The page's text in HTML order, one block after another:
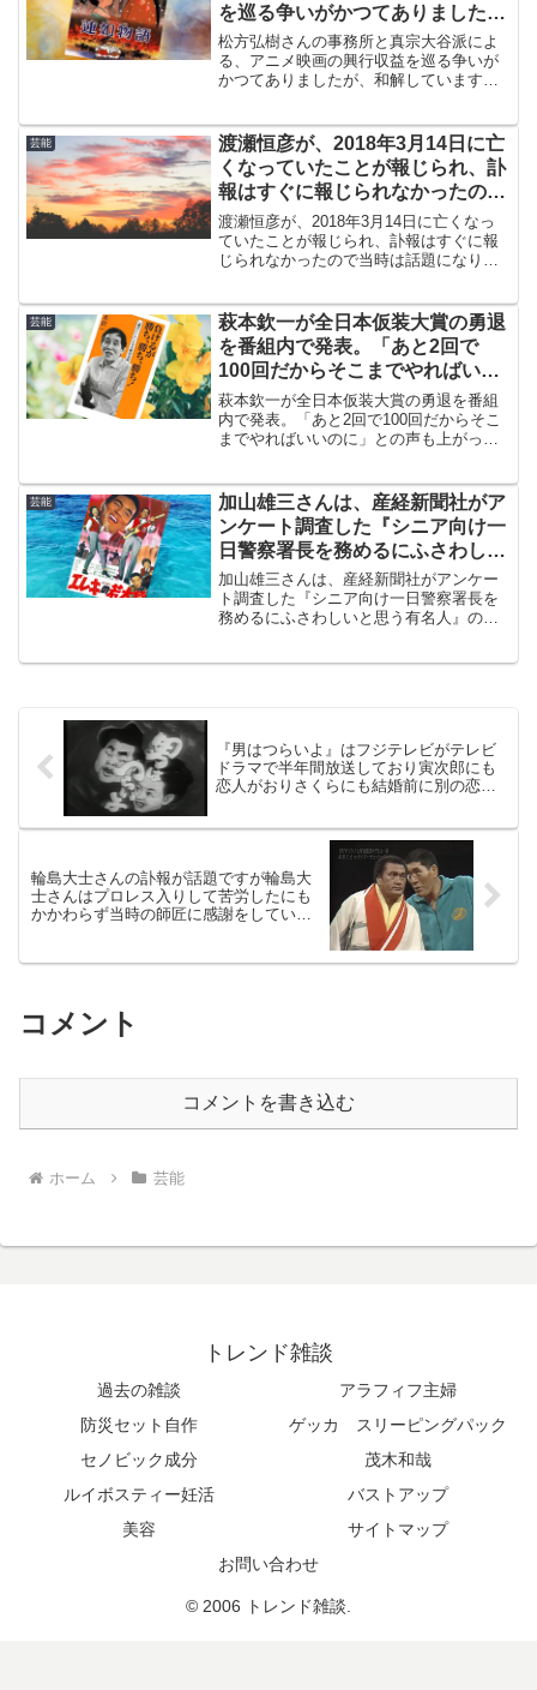
を巡る争いがかつてありましたが
和解しました（2003年5月21日）
松方弘樹さんの事務所と真宗大谷派によ
る、アニメ映画の興行収益を巡る争いが
かつてありましたが、和解しています
『蓮如物語』の興行収益の配分をめぐる
齟齬でした。
芸能
渡瀬恒彦が、2018年3月14日に亡
くなっていたことが報じられ、訃
報はすぐに報じられなかったので
当時は話題になりました。
渡瀬恒彦が、2018年3月14日に亡くなっ
ていたことが報じられ、訃報はすぐに報
じられなかったので当時は話題になりま
が彼女にとっての遺作になったなど話題
になりました。
芸能
萩本欽一が全日本仮装大賞の勇退
を番組内で発表。「あと2回で
100回だからそこまでやればいい
のに」という声が上がりますが…
萩本欽一が全日本仮装大賞の勇退を番組
内で発表。「あと2回で100回だからそこ
までやればいいのに」との声も上がって
題の「余人を持って代えがたい」につい
ても考えてみました。
芸能
加山雄三さんは、産経新聞社がア
ンケート調査した『シニア向け一
日警察署長を務めるにふさわしい
と思う有名人』の第1位に選出
加山雄三さんは、産経新聞社がアンケー
ト調査した『シニア向け一日警察署長を
務めるにふさわしいと思う有名人』の第1
『男はつらいよ』はフジテレビがテレビ
ドラマで半年間放送しており寅次郎にも
恋人がおりさくらにも結婚前に別の恋人
輪島大士さんの訃報が話題ですが輪島大
士さんはプロレス入りして苦労したにも
かかわらず当時の師匠に感謝をしていま
コメント
コメントを書き込む
ホーム 芸能
トレンド雑談
過去の雑談
アラフィフ主婦
防災セット自作
ゲッカ スリーピングパック
セノビック成分
茂木和哉
ルイボスティー妊活
バストアップ
美容
サイトマップ
お問い合わせ
© 2006 トレンド雑談.